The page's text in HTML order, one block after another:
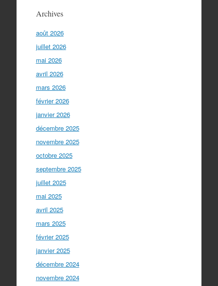
Archives
août 2026
juillet 2026
mai 2026
avril 2026
mars 2026
février 2026
janvier 2026
décembre 2025
novembre 2025
octobre 2025
septembre 2025
juillet 2025
mai 2025
avril 2025
mars 2025
février 2025
janvier 2025
décembre 2024
novembre 2024